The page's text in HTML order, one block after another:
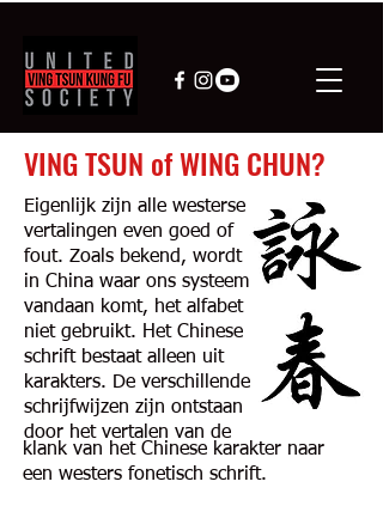
VING TSUN of WING CHUN?
Eigenlijk zijn alle westerse
vertalingen even goed of
fout. Zoals bekend, wordt
in China waar ons systeem
vandaan komt, het alfabet
niet gebruikt. Het Chinese
schrift bestaat alleen uit
karakters. De verschillende
schrijfwijzen zijn ontstaan
door het vertalen van de
klank van het Chinese karakter naar
een westers fonetisch schrift.